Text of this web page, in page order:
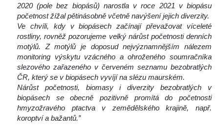
2020 (pole bez biopásů) narostla v roce 2021 v biopásu
početnost žížal pětinásobně včetně navýšení jejich diverzity.
Ve chvíli, kdy v biopásech začínají převažovat víceleté
rostliny, rovněž pozorujeme velký nárůst početnosti denních
motýlů. Z motýlů je doposud nejvýznamnějším nálezem
monitoring výskytu vzácného a ohroženého soumračníka
lezového zařazeného v červeném seznamu bezobratlých
ČR, který se v biopásech vyvíjí na slézu maurském.
Nárůst početnosti, biomasy i diverzity bezobratlých v
biopásech se obecně pozitivně promítá do početnosti
hmyzožravého ptactva v zemědělského krajině, např.
koroptví a bažantů.”